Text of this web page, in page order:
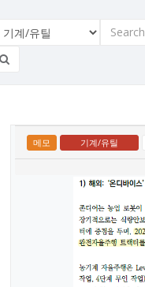
메모 기계/유틸